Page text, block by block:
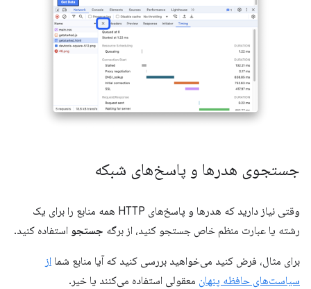
جستجوی هدرها و پاسخ‌های شبکه
وقتی نیاز دارید که هدرها و پاسخ‌های HTTP همه منابع را برای یک
رشته یا عبارت منظم خاص جستجو کنید، از برگه جستجو استفاده کنید.
برای مثال، فرض کنید می‌خواهید بررسی کنید که آیا منابع شما از
سیاست‌های حافظه پنهان معقولی استفاده می‌کنند یا خیر.